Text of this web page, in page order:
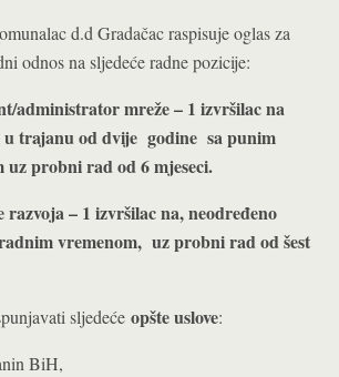
d.d Gradačac raspisuje oglas za
odnos na sljedeće radne pozicije:
administrator mreže – 1 izvršilac na
u trajanu od dvije godine sa punim
probni rad od 6 mjeseci.
razvoja – 1 izvršilac na, neodređeno
vremenom, uz probni rad od šest
sljedeće opšte uslove:
BiH,